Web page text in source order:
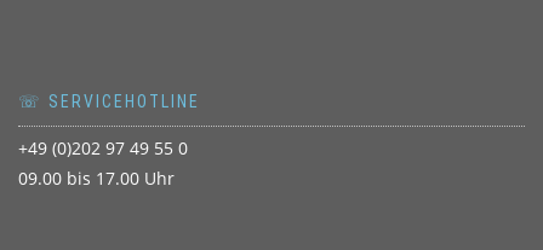
☏ SERVICEHOTLINE
+49 (0)202 97 49 55 0
09.00 bis 17.00 Uhr